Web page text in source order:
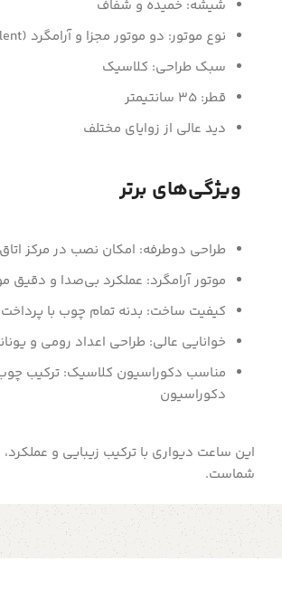
شیشه: خمیده و شفاف
نوع موتور: دو موتور مجزا و آرامگرد (Silent) ساخت تایوان
سبک طراحی: کلاسیک
قطر: 35 سانتیمتر
دید عالی از زوایای مختلف
ویژگی‌های برتر
طراحی دوطرفه: امکان نصب در مرکز
موتور آرامگرد: عملکرد بی‌صدا و دقیق
کیفیت ساخت: بدنه تمام چوب با
خوانایی عالی: طراحی اعداد رومی و
مناسب دکوراسیون کلاسیک: ترکیب
دکوراسیون
این ساعت دیواری با ترکیب زیبایی و
شماست.